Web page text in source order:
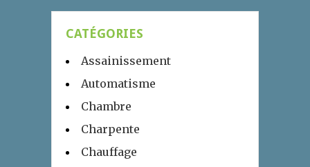
CATÉGORIES
Assainissement
Automatisme
Chambre
Charpente
Chauffage